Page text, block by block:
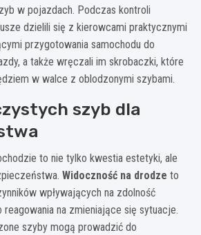
w pojazdach. Podczas kontroli
dzielili się z kierowcami praktycznymi
przygotowania samochodu do
a także wręczali im skrobaczki, które
w walce z oblodzonymi szybami.
szyb dla
to nie tylko kwestia estetyki, ale
Widoczność na drodze to
wpływających na zdolność
na zmieniające się sytuacje.
szyby mogą prowadzić do